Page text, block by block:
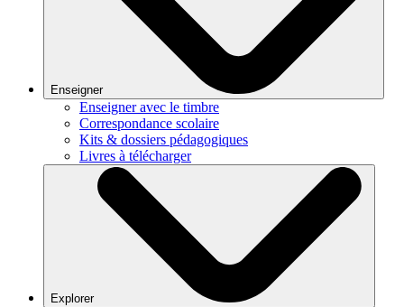
Enseigner
Enseigner avec le timbre
Correspondance scolaire
Kits & dossiers pédagogiques
Livres à télécharger
Explorer